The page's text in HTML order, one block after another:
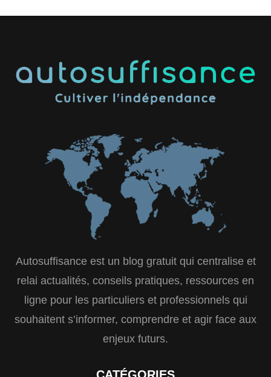
Autosuffisance est un blog gratuit qui centralise et
relai actualités, conseils pratiques, ressources en
ligne pour les particuliers et professionnels qui
souhaitent s’informer, comprendre et agir face aux
enjeux futurs.